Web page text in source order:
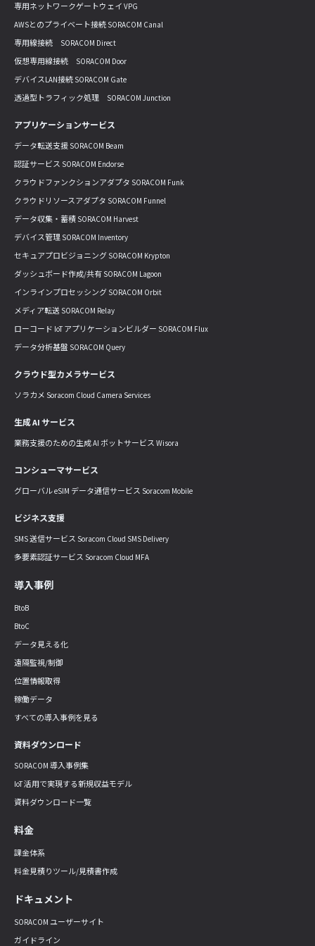
専用ネットワークゲートウェイ VPG
AWSとのプライベート接続 SORACOM Canal
専用線接続 SORACOM Direct
仮想専用線接続 SORACOM Door
デバイスLAN接続 SORACOM Gate
透過型トラフィック処理 SORACOM Junction
アプリケーションサービス
データ転送支援 SORACOM Beam
認証サービス SORACOM Endorse
クラウドファンクションアダプタ SORACOM Funk
クラウドリソースアダプタ SORACOM Funnel
データ収集・蓄積 SORACOM Harvest
デバイス管理 SORACOM Inventory
セキュアプロビジョニング SORACOM Krypton
ダッシュボード作成/共有 SORACOM Lagoon
インラインプロセッシング SORACOM Orbit
メディア転送 SORACOM Relay
ローコード IoT アプリケーションビルダー SORACOM Flux
データ分析基盤 SORACOM Query
クラウド型カメラサービス
ソラカメ Soracom Cloud Camera Services
生成 AI サービス
業務支援のための生成 AI ボットサービス Wisora
コンシューマサービス
グローバル eSIM データ通信サービス Soracom Mobile
ビジネス支援
SMS 送信サービス Soracom Cloud SMS Delivery
多要素認証サービス Soracom Cloud MFA
導入事例
BtoB
BtoC
データ見える化
遠隔監視/制御
位置情報取得
稼働データ
すべての導入事例を見る
資料ダウンロード
SORACOM 導入事例集
IoT 活用で実現する新規収益モデル
資料ダウンロード一覧
料金
課金体系
料金見積りツール/見積書作成
ドキュメント
SORACOM ユーザーサイト
ガイドライン